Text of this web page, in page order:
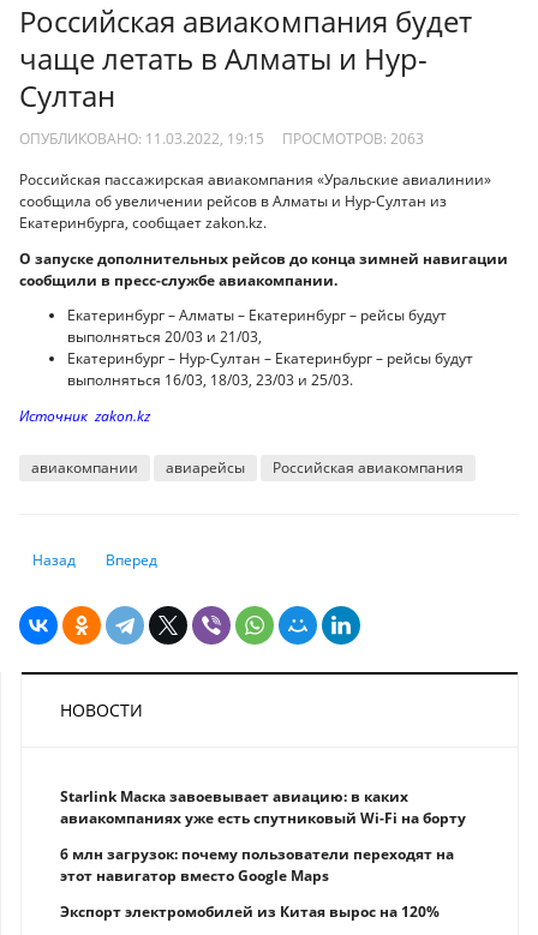
Российская авиакомпания будет
чаще летать в Алматы и Нур-
Султан
ОПУБЛИКОВАНО: 11.03.2022, 19:15 ПРОСМОТРОВ: 2063
Российская пассажирская авиакомпания «Уральские авиалинии»
сообщила об увеличении рейсов в Алматы и Нур-Султан из
Екатеринбурга, сообщает zakon.kz.
О запуске дополнительных рейсов до конца зимней навигации
сообщили в пресс-службе авиакомпании.
Екатеринбург – Алматы – Екатеринбург – рейсы будут
выполняться 20/03 и 21/03,
Екатеринбург – Нур-Султан – Екатеринбург – рейсы будут
выполняться 16/03, 18/03, 23/03 и 25/03.
Источник zakon.kz
авиакомпании авиарейсы Российская авиакомпания
Предыдущий: Как уехать в Казахстан из России
Назад Следующий: Air Astana приостановила все полеты в Россию
Вперед
НОВОСТИ
Starlink Маска завоевывает авиацию: в каких
авиакомпаниях уже есть спутниковый Wi-Fi на борту
6 млн загрузок: почему пользователи переходят на
этот навигатор вместо Google Maps
Экспорт электромобилей из Китая вырос на 120%